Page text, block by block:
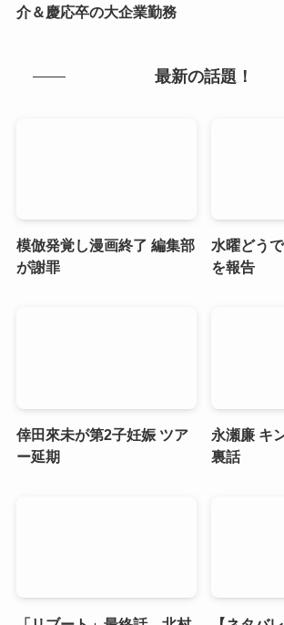
介＆慶応卒の大企業勤務
最新の話題！
模倣発覚し漫画終了 編集部
が謝罪
水曜どう
を報告
倖田來未が第2子妊娠 ツア
ー延期
永瀬廉 キ
裏話